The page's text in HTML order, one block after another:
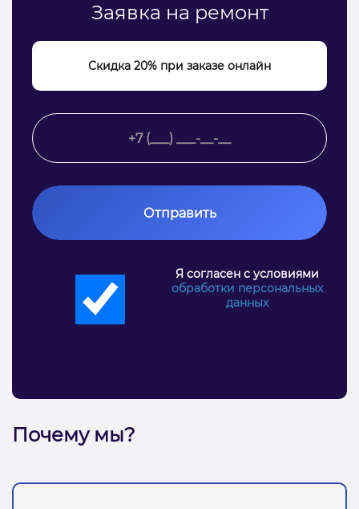
Заявка на ремонт
Скидка 20% при заказе онлайн
Отправить
Я согласен с условиями
обработки персональных
данных
Почему мы?